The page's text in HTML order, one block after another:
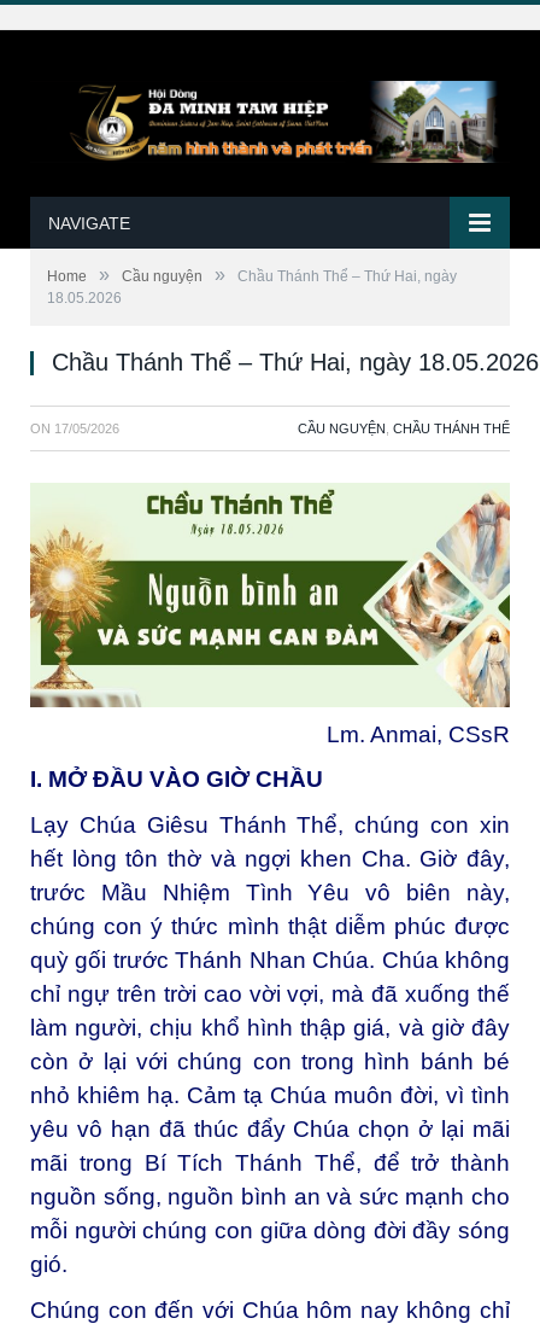
NAVIGATE
Home » Cầu nguyện »
Chầu Thánh Thể – Thứ Hai, ngày
18.05.2026
Chầu Thánh Thể – Thứ Hai, ngày 18.05.2026
ON 17/05/2026 CẦU NGUYỆN CHẦU THÁNH THỂ
Lm. Anmai, CSsR
I. MỞ ĐẦU VÀO GIỜ CHẦU
Lạy Chúa Giêsu Thánh Thể, chúng con xin
hết lòng tôn thờ và ngợi khen Cha. Giờ đây,
trước Mầu Nhiệm Tình Yêu vô biên này,
chúng con ý thức mình thật diễm phúc được
quỳ gối trước Thánh Nhan Chúa. Chúa không
chỉ ngự trên trời cao vời vợi, mà đã xuống thế
làm người, chịu khổ hình thập giá, và giờ đây
còn ở lại với chúng con trong hình bánh bé
nhỏ khiêm hạ. Cảm tạ Chúa muôn đời, vì tình
yêu vô hạn đã thúc đẩy Chúa chọn ở lại mãi
mãi trong Bí Tích Thánh Thể, để trở thành
nguồn sống, nguồn bình an và sức mạnh cho
mỗi người chúng con giữa dòng đời đầy sóng
gió.
Chúng con đến với Chúa hôm nay không chỉ